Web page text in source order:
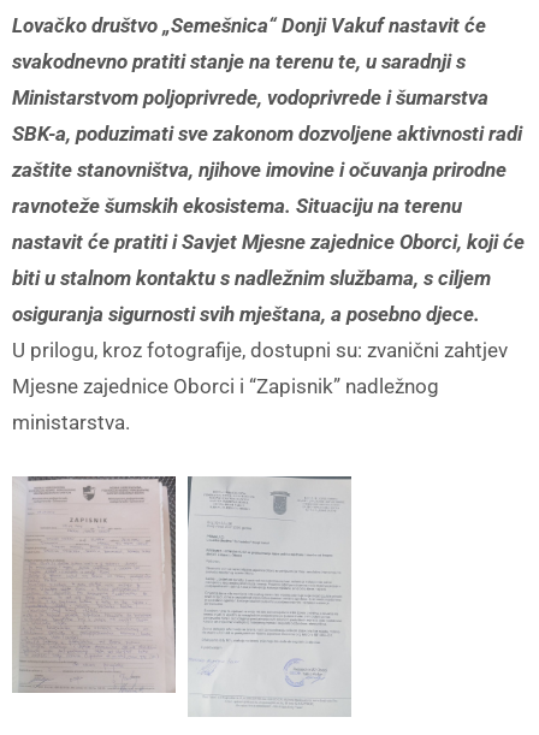
Lovačko društvo „Semešnica“ Donji Vakuf nastavit će
svakodnevno pratiti stanje na terenu te, u saradnji s
Ministarstvom poljoprivrede, vodoprivrede i šumarstva
SBK-a, poduzimati sve zakonom dozvoljene aktivnosti radi
zaštite stanovništva, njihove imovine i očuvanja prirodne
ravnoteže šumskih ekosistema. Situaciju na terenu
nastavit će pratiti i Savjet Mjesne zajednice Oborci, koji će
biti u stalnom kontaktu s nadležnim službama, s ciljem
osiguranja sigurnosti svih mještana, a posebno djece.
U prilogu, kroz fotografije, dostupni su: zvanični zahtjev
Mjesne zajednice Oborci i “Zapisnik” nadležnog
ministarstva.